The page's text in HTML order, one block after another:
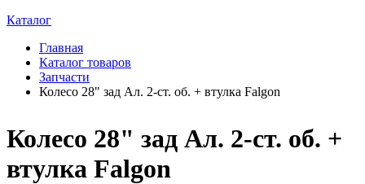
Каталог
Главная
Каталог товаров
Запчасти
Колесо 28" зад Ал. 2-ст. об. + втулка Falgon
Колесо 28" зад Ал. 2-ст. об. +
втулка Falgon